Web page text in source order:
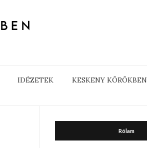
IDÉZETEK
KESKENY KÖRÖKBEN
Rólam